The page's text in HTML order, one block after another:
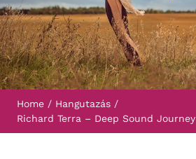
Áraink
Események
Házirend
Home
Hangutazás
Richard Terra – Deep Sound Journey